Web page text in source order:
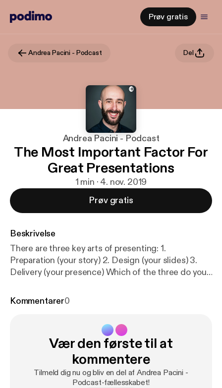
Prøv gratis
Andrea Pacini - Podcast Del
Andrea Pacini - Podcast
The Most Important Factor For
Great Presentations
1 min · 4. nov. 2019
Prøv gratis
Beskrivelse
There are three key arts of presenting: 1.
Preparation (your story) 2. Design (your slides) 3.
Delivery (your presence) Which of the three do you
Kommentarer0
Vær den første til at
kommentere
Tilmeld dig nu og bliv en del af Andrea Pacini -
Podcast-fællesskabet!